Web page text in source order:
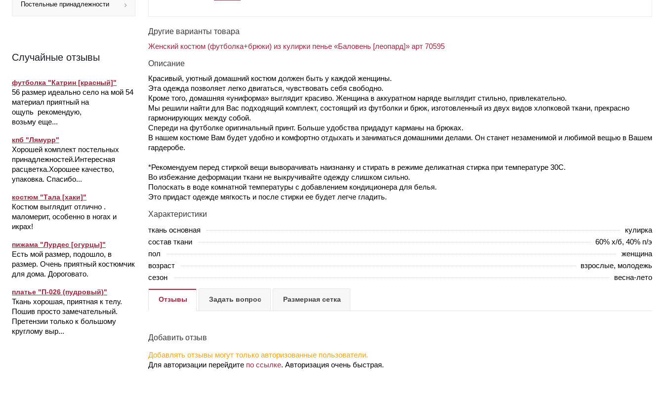
Постельные принадлежности
Случайные отзывы
футболка "Катрин [красный]"
56 размер идеально село на мой 54
материал приятный на
ощупь рекомендую,
возьму еще...
кпб "Лямурр"
Хорошей комплект постельных
принадлежностей.Интересная
расцветка.Хорошее качество,
упаковка. Спасибо...
костюм "Тала [хаки]"
Костюм выглядит отлично .
маломерит, особенно в ногах и
икрах!
пижама "Лурдес [огурцы]"
Есть мой размер, подошло, в
размер. Очень приятный костюмчик
для дома. Дороговато.
платье "П-026 (пудровый)"
Ткань хорошая, приятная к телу.
Пошив просто замечательный.
Претензии только к большому
круглому выр...
Другие варианты товара
Женский костюм (футболка+брюки) из кулирки пенье «Баловень [леопард]» арт 70595
Описание
Красивый, уютный домашний костюм должен быть у каждой женщины.
Эта одежда позволяет легко двигаться, чувствовать себя свободно.
Кроме того, домашняя «униформа» выглядит красиво. Женщина в аккуратном наряде выглядит стильно, привлекательно.
Мы решили найти для Вас подходящий комплект, состоящий из футболки и брюк, изготовленный из двух видов хлопковой ткани, прекрасно
гармонирующих между собой.
Спереди на футболке оригинальный принт. Больше удобства придадут карманы на брюках.
В нашем костюме Вам будет удобно и комфортно отдыхать и заниматься домашними делами. Он станет незаменимой и любимой вещью в Вашем
гардеробе.
*Рекомендуем перед стиркой вещи выворачивать наизнанку и стирать в режиме деликатная стирка при температуре 30С.
Во избежание деформации ткани не выкручивайте одежду слишком сильно.
Полоскать в воде комнатной температуры с добавлением кондиционера для белья.
Это придаст одежде мягкость и после стирки ее будет легче гладить.
Характеристики
ткань основная
кулирка
состав ткани
60% х/б, 40% п/э
пол
женщина
возраст
взрослые, молодежь
сезон
весна-лето
Отзывы Задать вопрос Размерная сетка
Добавить отзыв
Добавлять отзывы могут только авторизованные пользователи.
Для авторизации перейдите по ссылке. Авторизация очень быстрая.